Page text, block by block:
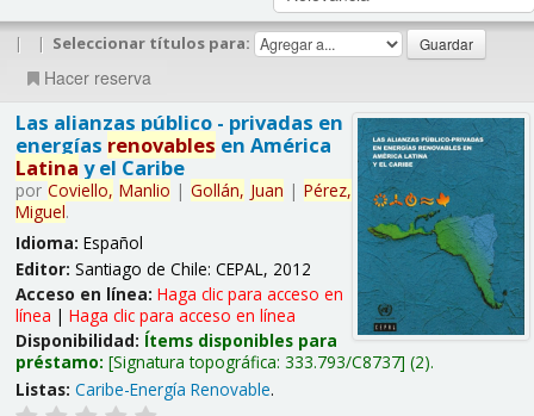
| | Seleccionar títulos para:
Hacer reserva
Las alianzas público - privadas en
energías renovables en América
Latina y el Caribe
por Coviello, Manlio | Gollán, Juan | Pérez,
Miguel.
Idioma: Español
Editor: Santiago de Chile: CEPAL, 2012
Acceso en línea: Haga clic para acceso en
línea | Haga clic para acceso en línea
Disponibilidad: Ítems disponibles para
préstamo: Signatura topográfica: 333.793/C8737 (2).
Listas: Caribe-Energía Renovable.